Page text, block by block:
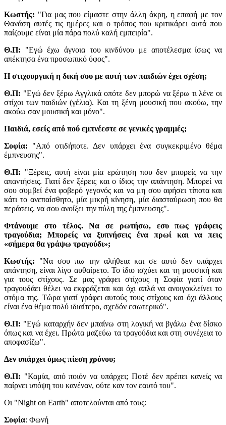
Κωστής: "Για μας που είμαστε στην άλλη άκρη, η επαφή με τον
Θανάση αυτές τις ημέρες και ο τρόπος που κριτικάρει αυτά που
παίζουμε είναι μία πάρα πολύ καλή εμπειρία".
Θ.Π: "Εγώ έχω άγνοια του κινδύνου με αποτέλεσμα ίσως να
απέκτησα ένα προσωπικό ύφος".
Η στιχουργική η δική σου με αυτή των παιδιών έχει σχέση;
Θ.Π: "Εγώ δεν ξέρω Αγγλικά οπότε δεν μπορώ να ξέρω τι λένε οι
στίχοι των παιδιών (γέλια). Και τη ξένη μουσική που ακούω, την
ακούω σαν μουσική και μόνο".
Παιδιά, εσείς από πού εμπνέεστε σε γενικές γραμμές;
Σοφία: "Από οτιδήποτε. Δεν υπάρχει ένα συγκεκριμένο θέμα
έμπνευσης".
Θ.Π: "Ξέρεις, αυτή είναι μία ερώτηση που δεν μπορείς να την
απαντήσεις. Γιατί δεν ξέρεις και ο ίδιος την απάντηση. Μπορεί να
σου συμβεί ένα φοβερό γεγονός και να μη σου αφήσει τίποτα και
κάτι το ανεπαίσθητο, μία μικρή κίνηση, μία διασταύρωση που θα
περάσεις. να σου ανοίξει την πύλη της έμπνευσης".
Φτάνουμε στο τέλος. Να σε ρωτήσω, εσυ πως γράφεις
τραγούδια; Μπορείς να ξυπνήσεις ένα πρωί και να πεις
«σήμερα θα γράψω τραγούδι»;
Kωστής: "Να σου πω την αλήθεια και σε αυτό δεν υπάρχει
απάντηση, είναι λίγο αυθαίρετο. Το ίδιο ισχύει και τη μουσική και
για τους στίχους. Σε μας γράφει στίχους η Σοφία γιατί όταν
τραγουδάει θέλει να εκφράζεται και όχι απλά να ανοιγοκλείνει το
στόμα της. Τώρα γιατί γράφει αυτούς τους στίχους και όχι άλλους
είναι ένα θέμα πολύ ιδιαίτερο, σχεδόν εσωτερικό".
Θ.Π: "Εγώ καταρχήν δεν μπαίνω στη λογική να βγάλω ένα δίσκο
όπως και να έχει. Πρώτα μαζεύω τα τραγούδια και στη συνέχεια το
αποφασίζω".
Δεν υπάρχει όμως πίεση χρόνου;
Θ.Π: "Καμία, από ποιόν να υπάρχει; Ποτέ δεν πρέπει κανείς να
παίρνει υπόψη του κανέναν, ούτε καν τον εαυτό του".
Οι "Night on Earth" αποτελούνται από τους:
Σοφία: Φωνή